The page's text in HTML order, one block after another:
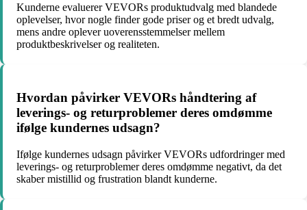
Kunderne evaluerer VEVORs produktudvalg med blandede
oplevelser, hvor nogle finder gode priser og et bredt udvalg,
mens andre oplever uoverensstemmelser mellem
produktbeskrivelser og realiteten.
Hvordan påvirker VEVORs håndtering af
leverings- og returproblemer deres omdømme
ifølge kundernes udsagn?
Ifølge kundernes udsagn påvirker VEVORs udfordringer med
leverings- og returproblemer deres omdømme negativt, da det
skaber mistillid og frustration blandt kunderne.